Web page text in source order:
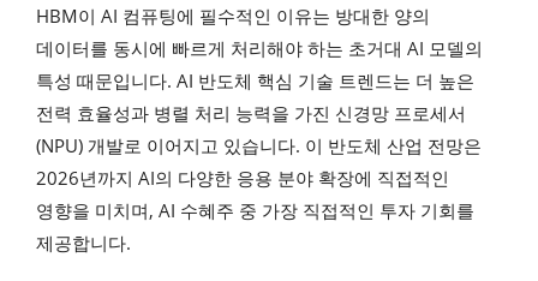
HBM이 AI 컴퓨팅에 필수적인 이유는 방대한 양의
데이터를 동시에 빠르게 처리해야 하는 초거대 AI 모델의
특성 때문입니다. AI 반도체 핵심 기술 트렌드는 더 높은
전력 효율성과 병렬 처리 능력을 가진 신경망 프로세서
(NPU) 개발로 이어지고 있습니다. 이 반도체 산업 전망은
2026년까지 AI의 다양한 응용 분야 확장에 직접적인
영향을 미치며, AI 수혜주 중 가장 직접적인 투자 기회를
제공합니다.